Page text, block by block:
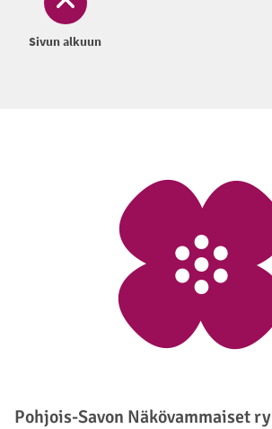
Sivun alkuun
Pohjois-Savon Näkövammaiset ry